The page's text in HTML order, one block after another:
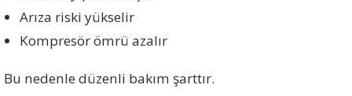
Arıza riski yükselir
Kompresör ömrü azalır
Bu nedenle düzenli bakım şarttır.